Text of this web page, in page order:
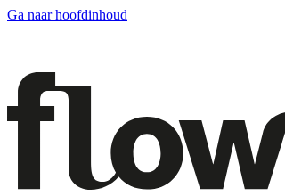
Ga naar hoofdinhoud